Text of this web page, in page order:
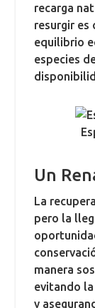
recarga
resurgir es
equilibrio
especies
Un
La
pero la
manera
evitando
y